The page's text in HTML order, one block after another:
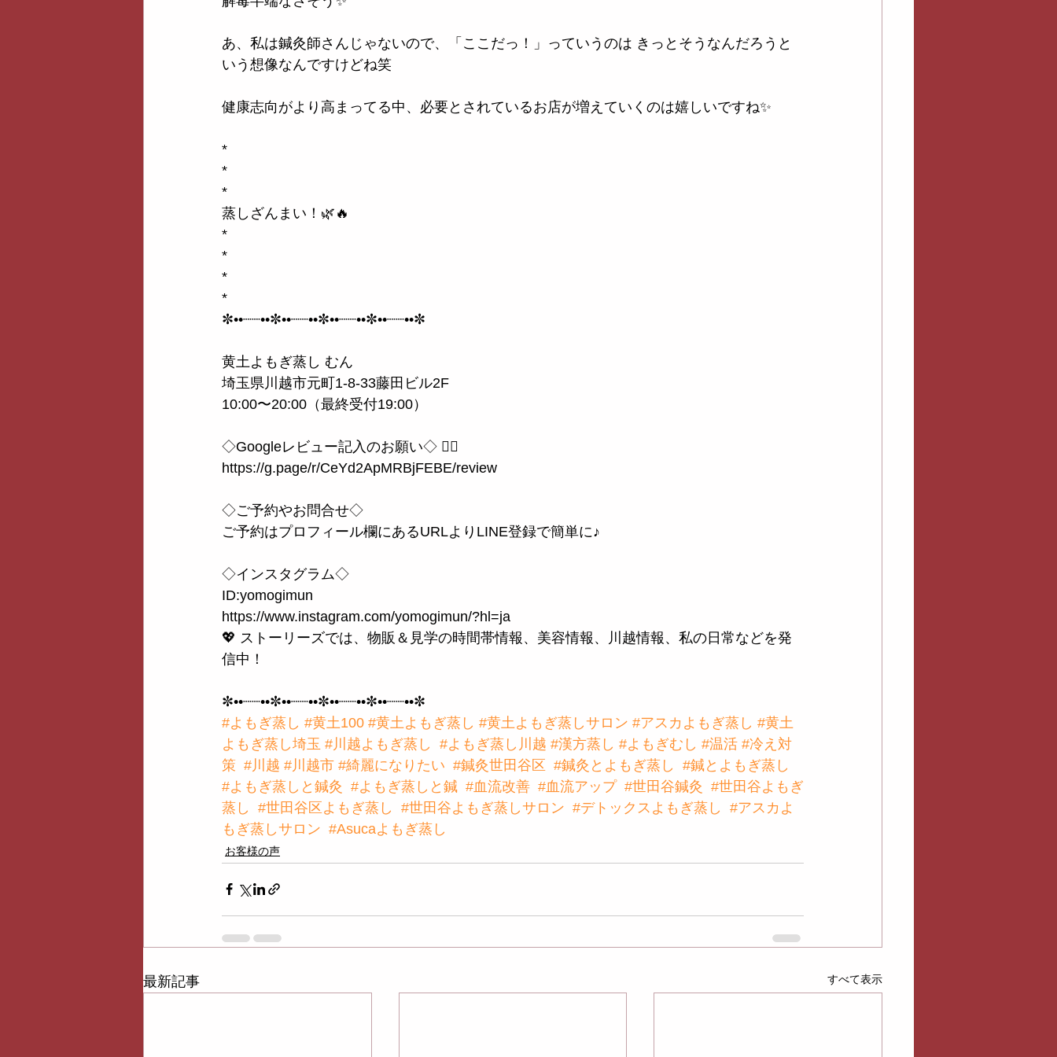
あ、私は鍼灸師さんじゃないので、「ここだっ！」っていうのは きっとそうなんだろうと
いう想像なんですけどね笑
健康志向がより高まってる中、必要とされているお店が増えていくのは嬉しいですね✨
*
*
*
蒸しざんまい！🌿🔥
*
*
*
*
✼••┈┈••✼••┈┈••✼••┈┈••✼••┈┈••✼
黄土よもぎ蒸し むん
埼玉県川越市元町1-8-33藤田ビル2F
10:00〜20:00（最終受付19:00）
◇Googleレビュー記入のお願い◇ 🙇‍♀️
https://g.page/r/CeYd2ApMRBjFEBE/review
◇ご予約やお問合せ◇
ご予約はプロフィール欄にあるURLよりLINE登録で簡単に♪
◇インスタグラム◇
ID:yomogimun
https://www.instagram.com/yomogimun/?hl=ja
💖 ストーリーズでは、物販＆見学の時間帯情報、美容情報、川越情報、私の日常などを発
信中！
✼••┈┈••✼••┈┈••✼••┈┈••✼••┈┈••✼
#よもぎ蒸し #黄土100 #黄土よもぎ蒸し #黄土よもぎ蒸しサロン #アスカよもぎ蒸し #黄土
よもぎ蒸し埼玉 #川越よもぎ蒸し #よもぎ蒸し川越 #漢方蒸し #よもぎむし #温活 #冷え対
策 #川越 #川越市 #綺麗になりたい #鍼灸世田谷区 #鍼灸とよもぎ蒸し
#鍼とよもぎ蒸し
#よもぎ蒸しと鍼灸 #よもぎ蒸しと鍼 #血流改善 #血流アップ #世田谷鍼灸 #世田谷よもぎ
蒸し
#世田谷区よもぎ蒸し #世田谷よもぎ蒸しサロン #デトックスよもぎ蒸し
#アスカよ
もぎ蒸しサロン #Asucaよもぎ蒸し
お客様の声
最新記事 すべて表示